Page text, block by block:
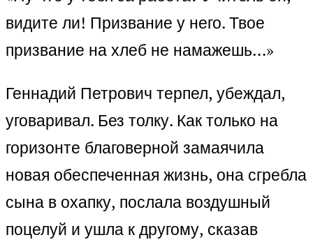
видите ли! Призвание у него. Твое
призвание на хлеб не намажешь…»
Геннадий Петрович терпел, убеждал,
уговаривал. Без толку. Как только на
горизонте благоверной замаячила
новая обеспеченная жизнь, она сгребла
сына в охапку, послала воздушный
поцелуй и ушла к другому, сказав